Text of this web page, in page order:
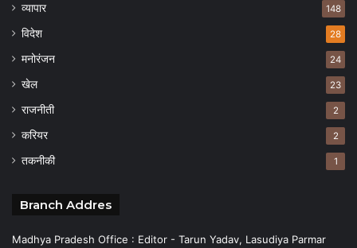
व्यापार 148
विदेश 28
मनोरंजन 24
खेल 23
राजनीती 2
करियर 2
तकनीकी 1
Branch Addres
Madhya Pradesh Office : Editor - Tarun Yadav, Lasudiya Parmar